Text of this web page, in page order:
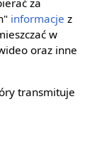
informacje z
w
oraz inne
transmituje